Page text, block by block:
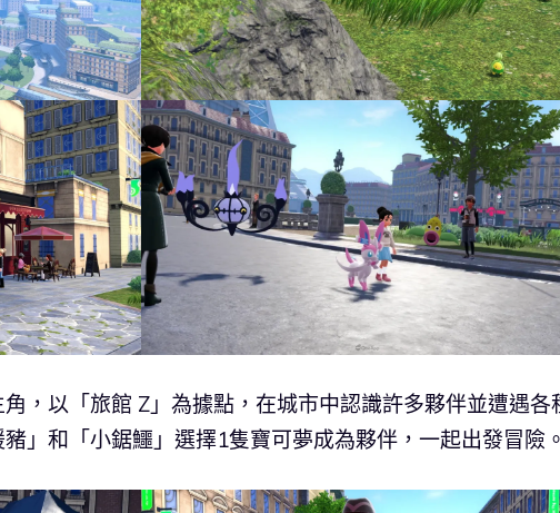
，以「旅館 Z」為據點，在城市中認識許多夥伴並遭遇各
」和「小鋸鱷」選擇1隻寶可夢成為夥伴，一起出發冒險